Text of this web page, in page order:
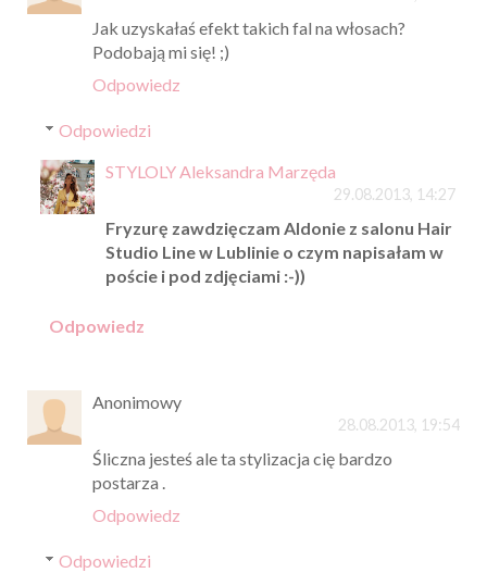
Jak uzyskałaś efekt takich fal na włosach?
Podobają mi się! ;)
Odpowiedz
Odpowiedzi
STYLOLY Aleksandra Marzęda
29.08.2013, 14:27
Fryzurę zawdzięczam Aldonie z salonu Hair
Studio Line w Lublinie o czym napisałam w
poście i pod zdjęciami :-))
Odpowiedz
Anonimowy
28.08.2013, 19:54
Śliczna jesteś ale ta stylizacja cię bardzo
postarza .
Odpowiedz
Odpowiedzi